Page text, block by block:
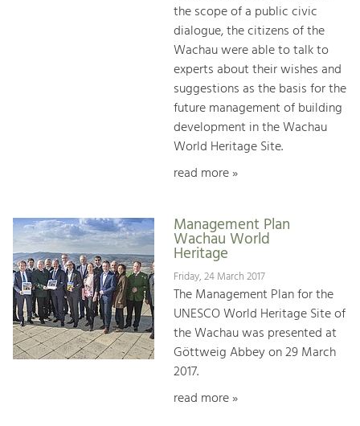
the scope of a public civic
dialogue, the citizens of the
Wachau were able to talk to
experts about their wishes and
suggestions as the basis for the
future management of building
development in the Wachau
World Heritage Site.
read more »
Management Plan
Wachau World
Heritage
Friday, 24 March 2017
The Management Plan for the
UNESCO World Heritage Site of
the Wachau was presented at
Göttweig Abbey on 29 March
2017.
read more »